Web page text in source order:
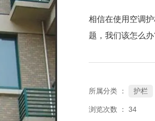
相信在使用空调
题，我们该怎么
所属分类 ： 护栏
浏览次数 ：34